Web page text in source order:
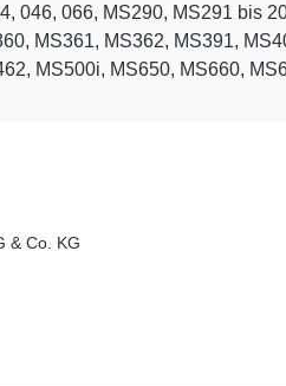
046, 066, MS290, MS291 bis
MS361, MS362, MS391,
MS500i, MS650, MS660,
& Co. KG